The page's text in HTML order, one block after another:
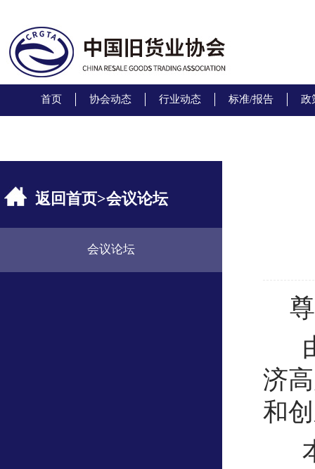
首页 协会动态 行业动态 标准/报告 政
返回首页>会议论坛
会议论坛
济
和